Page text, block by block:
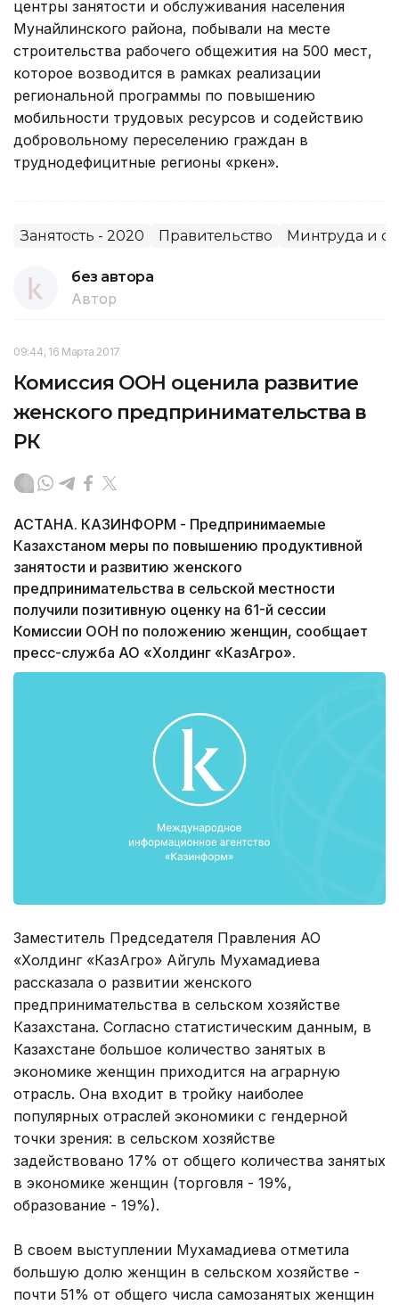
центры занятости и обслуживания населения
Мунайлинского района, побывали на месте
строительства рабочего общежития на 500 мест,
которое возводится в рамках реализации
региональной программы по повышению
мобильности трудовых ресурсов и содействию
добровольному переселению граждан в
труднодефицитные регионы «Өркен».
Занятость - 2020 Правительство Минтруда и
без автора
Автор
09:44, 16 Марта 2017
Комиссия ООН оценила развитие
женского предпринимательства в
РК
АСТАНА. КАЗИНФОРМ - Предпринимаемые
Казахстаном меры по повышению продуктивной
занятости и развитию женского
предпринимательства в сельской местности
получили позитивную оценку на 61-й сессии
Комиссии ООН по положению женщин, сообщает
пресс-служба АО «Холдинг «КазАгро».
Заместитель Председателя Правления АО
«Холдинг «КазАгро» Айгуль Мухамадиева
рассказала о развитии женского
предпринимательства в сельском хозяйстве
Казахстана. Согласно статистическим данным, в
Казахстане большое количество занятых в
экономике женщин приходится на аграрную
отрасль. Она входит в тройку наиболее
популярных отраслей экономики с гендерной
точки зрения: в сельском хозяйстве
задействовано 17% от общего количества занятых
в экономике женщин (торговля - 19%,
образование - 19%).
В своем выступлении Мухамадиева отметила
большую долю женщин в сельском хозяйстве -
почти 51% от общего числа самозанятых женщин